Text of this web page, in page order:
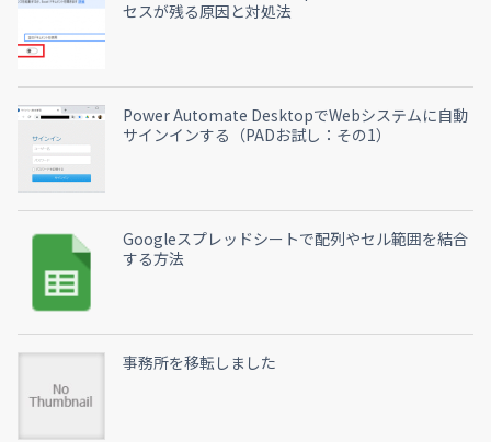
セスが残る原因と対処法
Power Automate DesktopでWebシステムに自動
サインインする（PADお試し：その1）
Googleスプレッドシートで配列やセル範囲を結合
する方法
事務所を移転しました